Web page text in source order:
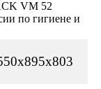
VM 52
по гигиене и